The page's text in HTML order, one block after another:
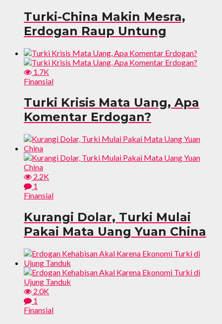
Turki-China Makin Mesra,
Erdogan Raup Untung
1.7K
Finansial
Turki Krisis Mata Uang, Apa
Komentar Erdogan?
2.2K
1
Finansial
Kurangi Dolar, Turki Mulai
Pakai Mata Uang Yuan China
2.0K
1
Finansial